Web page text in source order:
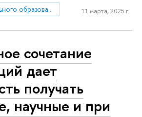
Центр дополнительного образования
11 марта, 2025 г.
сочетание
дает
получать
научные и при